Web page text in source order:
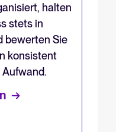
halten
stets in
bewerten Sie
konsistent